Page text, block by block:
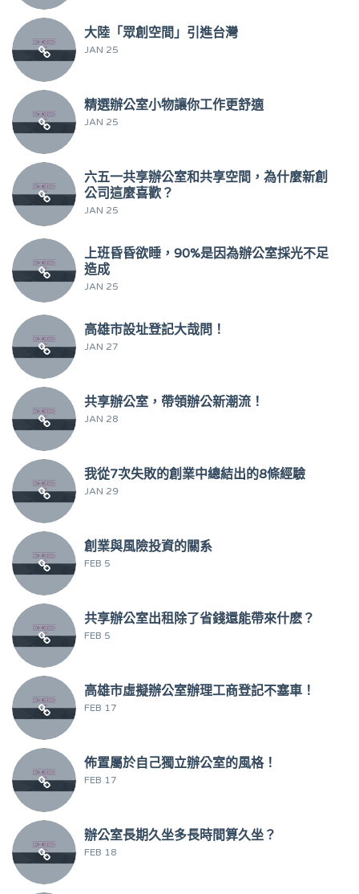
大陸「眾創空間」引進台灣
JAN 25
精選辦公室小物讓你工作更舒適
JAN 25
六五一共享辦公室和共享空間，為什麼新創
公司這麼喜歡？
JAN 25
上班昏昏欲睡，90%是因為辦公室採光不足
造成
JAN 25
高雄市設址登記大哉問！
JAN 27
共享辦公室，帶領辦公新潮流！
JAN 28
我從7次失敗的創業中總結出的8條經驗
JAN 29
創業與風險投資的關系
FEB 5
共享辦公室出租除了省錢還能帶來什麽？
FEB 5
高雄市虛擬辦公室辦理工商登記不塞車！
FEB 17
佈置屬於自己獨立辦公室的風格！
FEB 17
辦公室長期久坐多長時間算久坐？
FEB 18